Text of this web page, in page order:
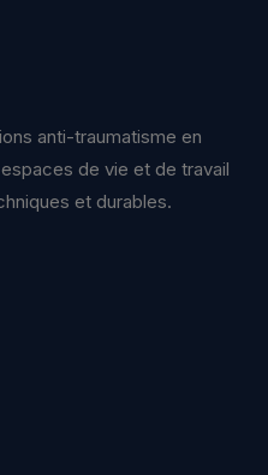
anti-traumatisme en
de vie et de travail
et durables.